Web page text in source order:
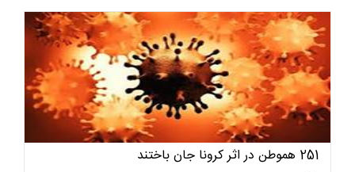
251 هموطن در اثر کرونا جان باختند